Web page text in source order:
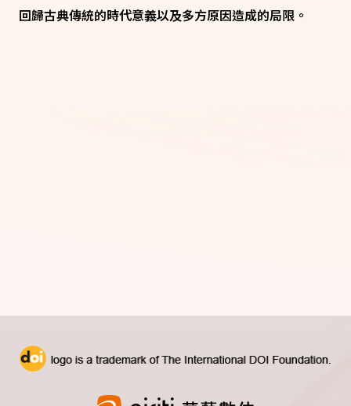
回歸古典傳統的時代意義以及多方原因造成的局限。